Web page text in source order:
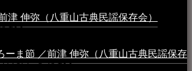
津 伸弥（八重山古典民謡保存会）
PM
ーま節 ／前津 伸弥（八重山古典民謡保存
16日 - 3:48 PM